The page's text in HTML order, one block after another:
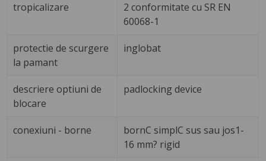
tropicalizare
2 conformitate cu SR EN
60068-1
protectie de scurgere
la pamant
inglobat
descriere optiuni de
blocare
padlocking device
conexiuni - borne
bornC simplC sus sau jos1-
16 mm? rigid